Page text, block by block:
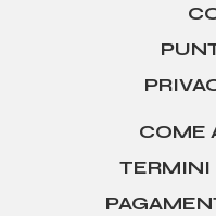
COME
TERMINI